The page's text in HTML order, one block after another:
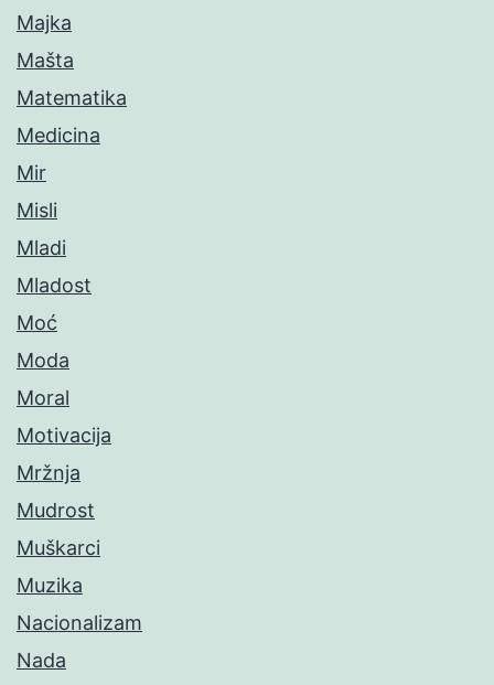
Majka
Mašta
Matematika
Medicina
Mir
Misli
Mladi
Mladost
Moć
Moda
Moral
Motivacija
Mržnja
Mudrost
Muškarci
Muzika
Nacionalizam
Nada